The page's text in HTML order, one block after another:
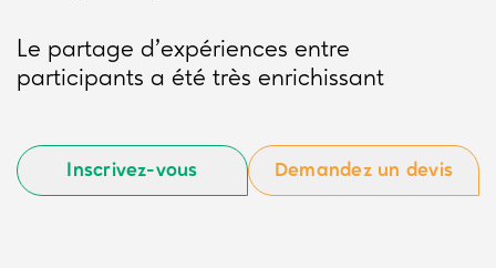
Le partage d’expériences entre
participants a été très enrichissant
Inscrivez-vous Demandez un devis